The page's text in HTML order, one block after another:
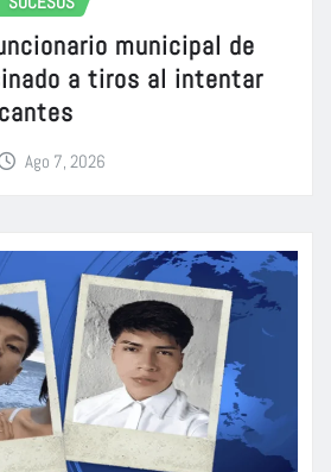
municipal de
a tiros al intentar
Ago 7, 2026